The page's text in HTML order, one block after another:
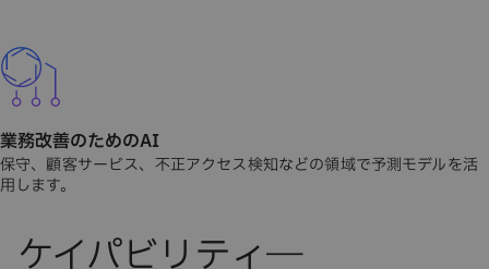
業務改善のためのAI
保守、顧客サービス、不正アクセス検知などの領域で予測モデルを活
用します。